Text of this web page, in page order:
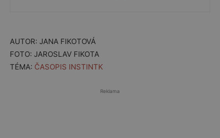
AUTOR: JANA FIKOTOVÁ
FOTO: JAROSLAV FIKOTA
TÉMA: ČASOPIS INSTINTK
Reklama